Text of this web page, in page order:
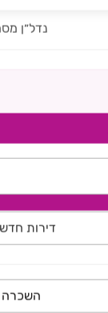
נדל״ן
דירות
השכרה